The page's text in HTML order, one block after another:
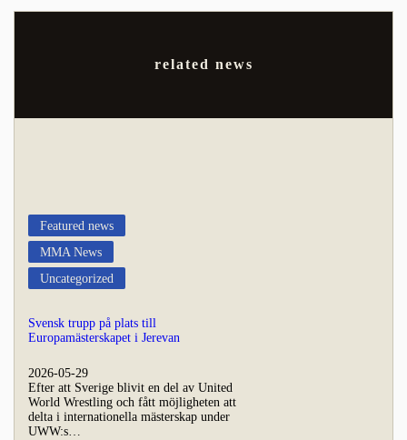
related news
Featured news
MMA News
Uncategorized
Svensk trupp på plats till
Europamästerskapet i Jerevan
2026-05-29
Efter att Sverige blivit en del av United
World Wrestling och fått möjligheten att
delta i internationella mästerskap under
UWW:s…